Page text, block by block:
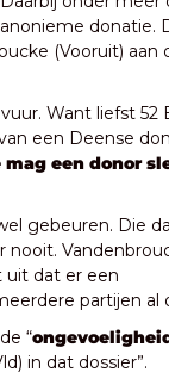
donatie.
(Vooruit) aan
Want liefst 52
een Deense
een donor
gebeuren. Die
nooit.
partijen
“
in dat dossier”.